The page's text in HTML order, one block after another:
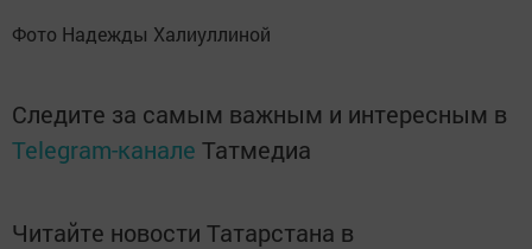
Фото Надежды Халиуллиной
Следите за самым важным и интересным в
Telegram-канале Татмедиа
Читайте новости Татарстана в